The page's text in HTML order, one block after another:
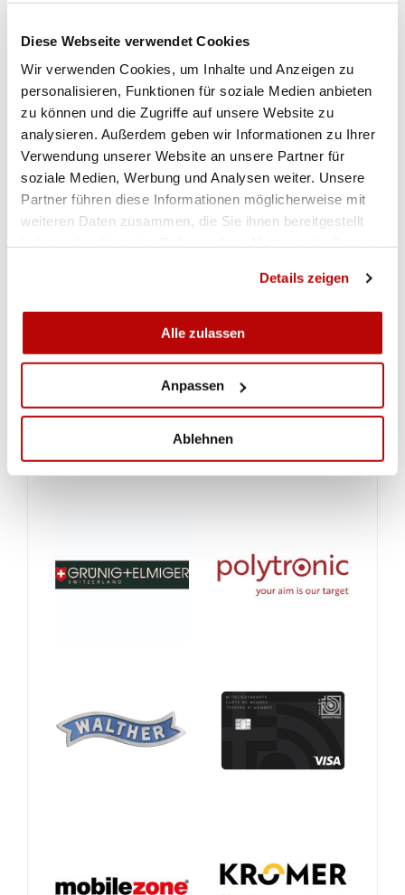
Diese Webseite verwendet Cookies
Wir verwenden Cookies, um Inhalte und Anzeigen zu
personalisieren, Funktionen für soziale Medien anbieten
zu können und die Zugriffe auf unsere Website zu
analysieren. Außerdem geben wir Informationen zu Ihrer
Verwendung unserer Website an unsere Partner für
soziale Medien, Werbung und Analysen weiter. Unsere
Partner führen diese Informationen möglicherweise mit
weiteren Daten zusammen, die Sie ihnen bereitgestellt
Details zeigen
Alle zulassen
Anpassen
Ablehnen
Plus d'infos sur le Swiss Shooting Roadshow
Plus d'infos sur les CM de biathlon